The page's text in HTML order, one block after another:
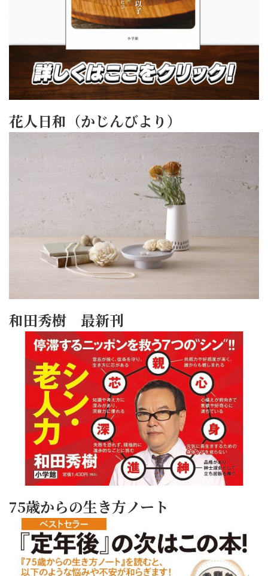
花人日和（かじんびより）
和田秀樹 最新刊
75歳からの生き方ノート